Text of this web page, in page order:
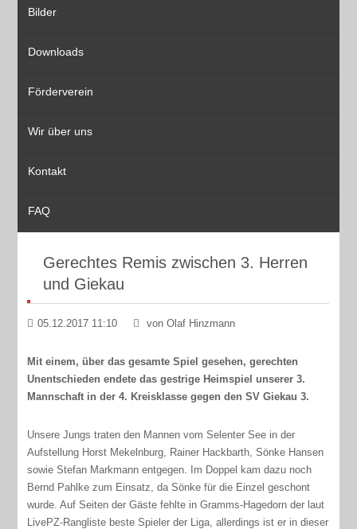
Bilder
Downloads
Förderverein
Wir über uns
Kontakt
FAQ
Gerechtes Remis zwischen 3. Herren
und Giekau
05.12.2017 11:10 von Olaf Hinzmann
Mit einem, über das gesamte Spiel gesehen, gerechten
Unentschieden endete das gestrige Heimspiel unserer 3.
Mannschaft in der 4. Kreisklasse gegen den SV Giekau 3.
Unsere Jungs traten den Mannen vom Selenter See in der
Aufstellung Horst Mekelnburg, Rainer Hackbarth, Sönke Hansen
sowie Stefan Markmann entgegen. Im Doppel kam dazu noch
Bernd Pahlke zum Einsatz, da Sönke für die Einzel geschont
wurde. Auf Seiten der Gäste fehlte in Gramms-Hagedorn der laut
LivePZ-Rangliste beste Spieler der Liga, allerdings ist er in dieser